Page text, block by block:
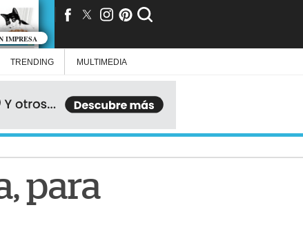
IMPRESA
TRENDING MULTIMEDIA
para